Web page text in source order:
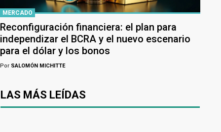
MERCADO
Reconfiguración financiera: el plan para
independizar el BCRA y el nuevo escenario
para el dólar y los bonos
Por SALOMÓN MICHITTE
LAS MÁS LEÍDAS